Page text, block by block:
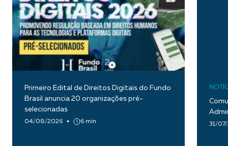
Primeiro Edital de Direitos Digitais do Fundo
Brasil anuncia 20 organizações pré-
selecionadas
04/08/2026 6 min 31/